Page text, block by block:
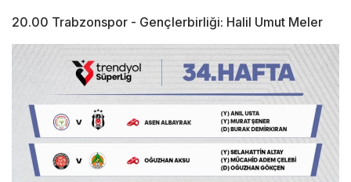
20.00 Trabzonspor - Gençlerbirliği: Halil Umut Meler